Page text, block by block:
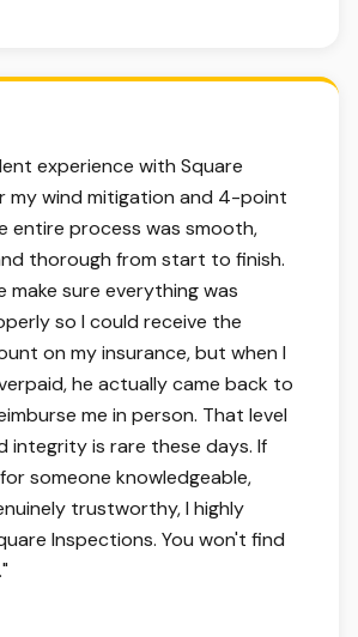
experience with Square
my wind mitigation and 4-point
entire process was smooth,
thorough from start to finish.
make sure everything was
so I could receive the
on my insurance, but when I
he actually came back to
me in person. That level
integrity is rare these days. If
someone knowledgeable,
trustworthy, I highly
Inspections. You won't find
"